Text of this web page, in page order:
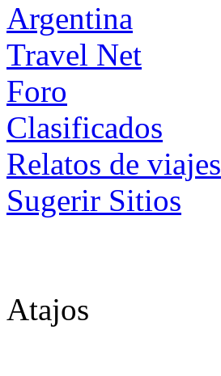
Foro
Clasificados
Relatos de viajes
Sugerir Sitios
Atajos